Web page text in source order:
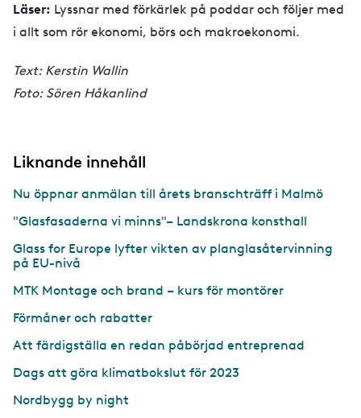
Läser: Lyssnar med förkärlek på poddar och följer med
i allt som rör ekonomi, börs och makroekonomi.
Text: Kerstin Wallin
Foto: Sören Håkanlind
Liknande innehåll
Nu öppnar anmälan till årets branschträff i Malmö
"Glasfasaderna vi minns"– Landskrona konsthall
Glass for Europe lyfter vikten av planglasåtervinning
på EU-nivå
MTK Montage och brand – kurs för montörer
Förmåner och rabatter
Att färdigställa en redan påbörjad entreprenad
Dags att göra klimatbokslut för 2023
Nordbygg by night